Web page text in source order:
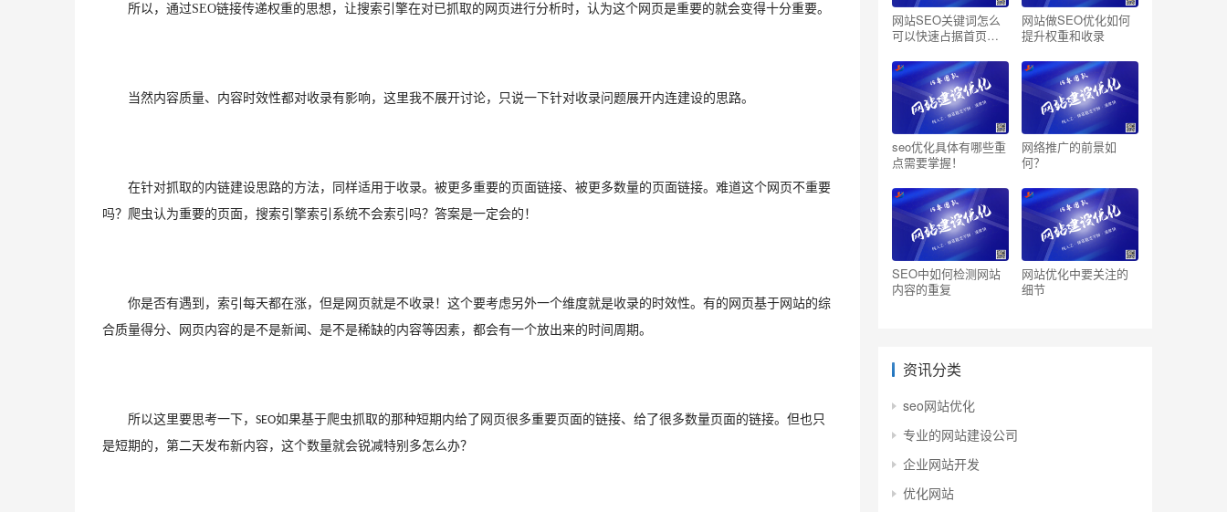
所以，通过SEO链接传递权重的思想，让搜索引擎在对已抓取的网页进行分析时，认为这个网页是重要的就会变得十分重要。
当然内容质量、内容时效性都对收录有影响，这里我不展开讨论，只说一下针对收录问题展开内连建设的思路。
在针对抓取的内链建设思路的方法，同样适用于收录。被更多重要的页面链接、被更多数量的页面链接。难道这个网页不重要
吗？爬虫认为重要的页面，搜索引擎索引系统不会索引吗？答案是一定会的！
你是否有遇到，索引每天都在涨，但是网页就是不收录！这个要考虑另外一个维度就是收录的时效性。有的网页基于网站的综
合质量得分、网页内容的是不是新闻、是不是稀缺的内容等因素，都会有一个放出来的时间周期。
所以这里要思考一下， SEO如果基于爬虫抓取的那种短期内给了网页很多重要页面的链接、给了很多数量页面的链接。但也只
是短期的，第二天发布新内容，这个数量就会锐减特别多怎么办？
网站SEO关键词怎么
可以快速占据首页位
网站做SEO优化如何
提升权重和收录
seo优化具体有哪些重
点需要掌握！
网络推广的前景如
何？
SEO中如何检测网站
内容的重复
网站优化中要关注的
细节
资讯分类
seo网站优化
专业的网站建设公司
企业网站开发
优化网站